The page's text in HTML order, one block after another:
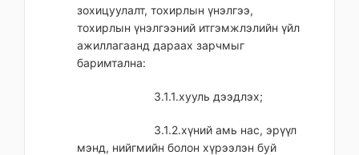
зохицуулалт, тохирлын үнэлгээ,
тохирлын үнэлгээний итгэмжлэлийн үйл
ажиллагаанд дараах зарчмыг
баримтална:
3.1.1.хууль дээдлэх;
3.1.2.хүний амь нас, эрүүл
мэнд, нийгмийн болон хүрээлэн буй